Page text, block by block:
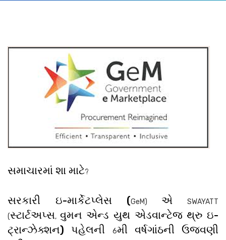
સમાચારમાં શા માટે?
સરકારી ઇ-માર્કેટપ્લેસ (GeM) એ
SWAYATT
(સ્ટાર્ટઅપ્સ, વુમન એન્ડ યુથ એડવાન્ટેજ થ્રુ ઇ-
ટ્રાન્ઝેક્શન) પહેલની
6મી વર્ષગાંઠની ઉજવણી